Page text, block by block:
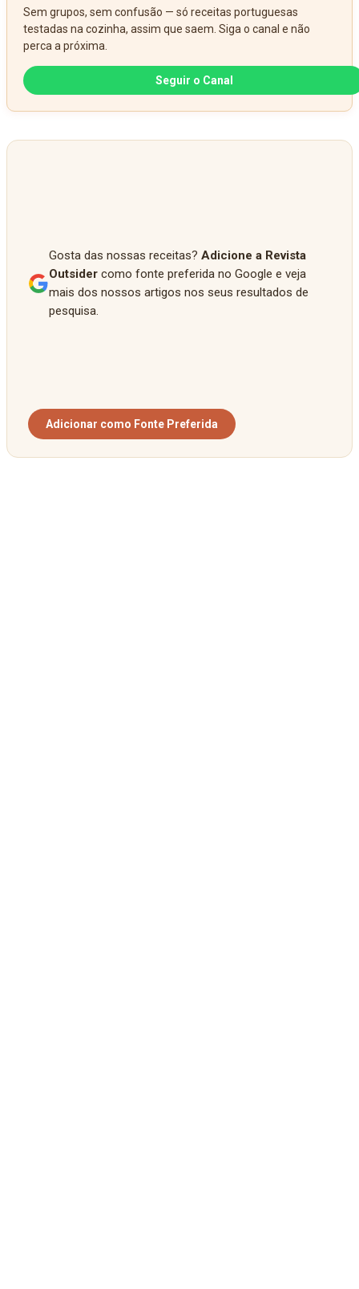
Sem grupos, sem confusão — só receitas portuguesas
testadas na cozinha, assim que saem. Siga o canal e não
perca a próxima.
Seguir o Canal
Gosta das nossas receitas? Adicione a Revista
Outsider como fonte preferida no Google e veja
mais dos nossos artigos nos seus resultados de
pesquisa.
Adicionar como Fonte Preferida